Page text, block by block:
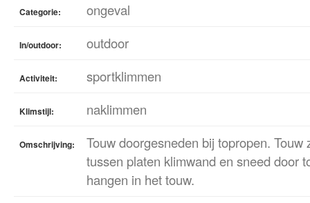
Categorie: ongeval
In/outdoor: outdoor
Activiteit: sportklimmen
Klimstijl: naklimmen
Omschrijving:
Touw doorgesneden bij topropen. Touw
tussen platen klimwand en sneed door
hangen in het touw.